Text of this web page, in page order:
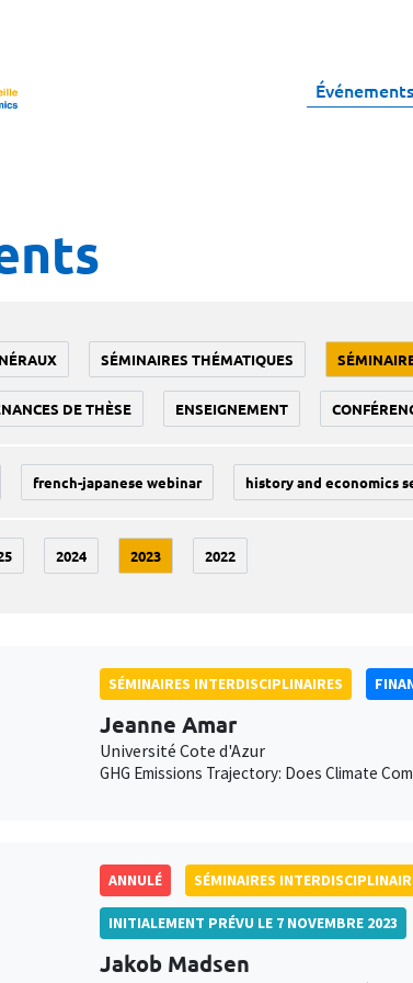
Événements
SÉMINAIRES THÉMATIQUES
DE THÈSE ENSEIGNEMENT
french-japanese webinar history and economics
2024 2023 2022
SÉMINAIRES INTERDISCIPLINAIRES
Jeanne Amar
Université Cote d'Azur
GHG Emissions Trajectory: Does Climate
ANNULÉ SÉMINAIRES
INITIALEMENT PRÉVU LE 7 NOVEMBRE 2023
Jakob Madsen